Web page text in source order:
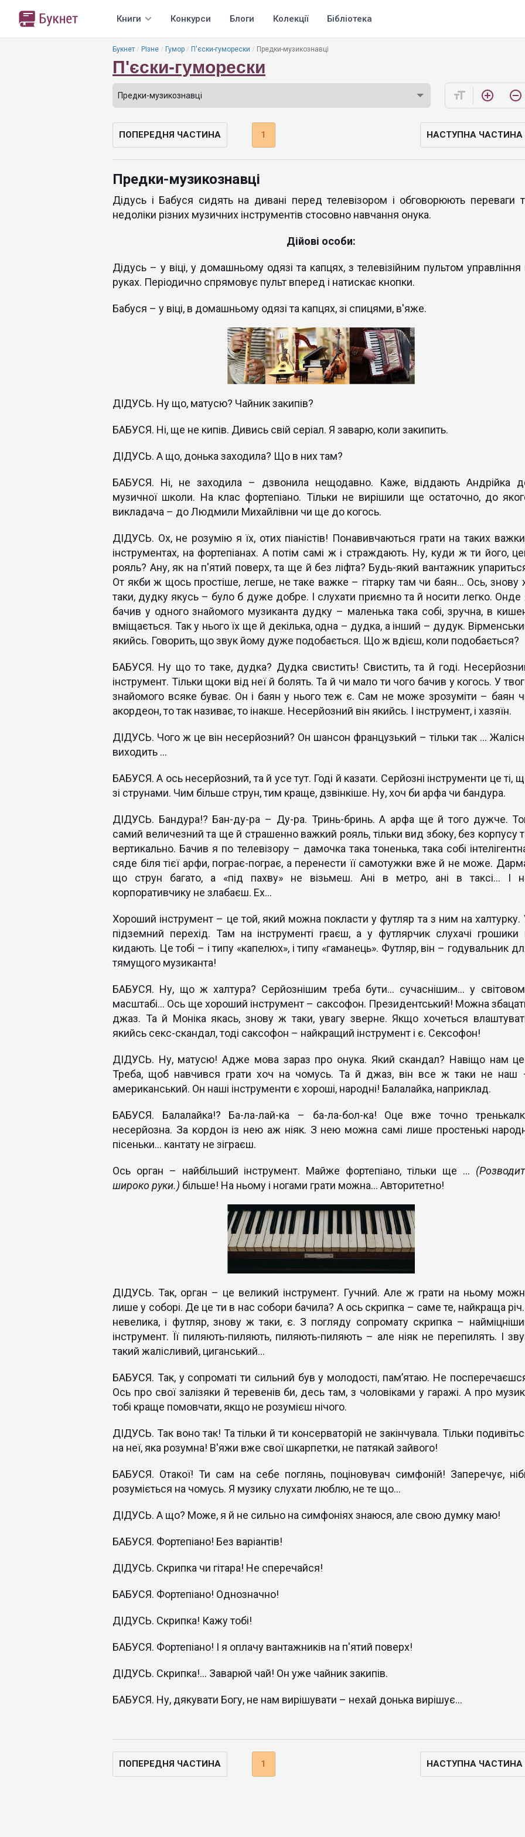
Книги Конкурси Блоги Колекції Бібліотека
Букнет Різне Гумор П'єски-гуморески Предки-музикознавці
П'єски-гуморески
format_size add_circle_outline remove_circle_outline
ПОПЕРЕДНЯ ЧАСТИНА 1 НАСТУПНА ЧАСТИНА
Предки-музикознавці
Дідусь і Бабуся сидять на дивані перед телевізором і обговорюють переваги
недоліки різних музичних інструментів стосовно навчання онука.
Дійові особи:
Дідусь – у віці, у домашньому одязі та капцях, з телевізійним пультом управління
руках. Періодично спрямовує пульт вперед і натискає кнопки.
Бабуся – у віці, в домашньому одязі та капцях, зі спицями, в'яже.
ДІДУСЬ. Ну що, матусю? Чайник закипів?
БАБУСЯ. Ні, ще не кипів. Дивись свій серіал. Я заварю, коли закипить.
ДІДУСЬ. А що, донька заходила? Що в них там?
БАБУСЯ. Ні, не заходила – дзвонила нещодавно. Каже, віддають Андрійка
музичної школи. На клас фортепіано. Тільки не вирішили ще остаточно, до
викладача – до Людмили Михайлівни чи ще до когось.
ДІДУСЬ. Ох, не розумію я їх, отих піаністів! Понавивчаються грати на таких
інструментах, на фортепіанах. А потім самі ж і страждають. Ну, куди ж ти його,
рояль? Ану, як на п'ятий поверх, та ще й без ліфта? Будь-який вантажник
От якби ж щось простіше, легше, не таке важке – гітарку там чи баян… Ось, знову
таки, дудку якусь – було б дуже добре. І слухати приємно та й носити легко. Онде
бачив у одного знайомого музиканта дудку – маленька така собі, зручна, в
вміщається. Так у нього їх ще й декілька, одна – дудка, а інший – дудук.
якийсь. Говорить, що звук йому дуже подобається. Що ж вдієш, коли подобається?
БАБУСЯ. Ну що то таке, дудка? Дудка свистить! Свистить, та й годі.
інструмент. Тільки щоки від неї й болять. Та й чи мало ти чого бачив у когось. У
знайомого всяке буває. Он і баян у нього теж є. Сам не може зрозуміти – баян
акордеон, то так називає, то інакше. Несерйозний він якийсь. І інструмент, і хазяїн.
ДІДУСЬ. Чого ж це він несерйозний? Он шансон французький – тільки так ...
виходить ...
БАБУСЯ. А ось несерйозний, та й усе тут. Годі й казати. Серйозні інструменти це ті,
зі струнами. Чим більше струн, тим краще, дзвінкіше. Ну, хоч би арфа чи бандура.
ДІДУСЬ. Бандура!? Бан-ду-ра – Ду-ра. Тринь-бринь. А арфа ще й того дужче.
самий величезний та ще й страшенно важкий рояль, тільки вид збоку, без корпусу
вертикально. Бачив я по телевізору – дамочка така тоненька, така собі
сяде біля тієї арфи, пограє-пограє, а перенести її самотужки вже й не може.
що струн багато, а «під пахву» не візьмеш. Ані в метро, а​​ні в таксі... І
корпоративчику не злабаєш. Ех…
Хороший інструмент – це той, який можна покласти у футляр та з ним на халтурку.
підземний перехід. Там на інструменті граєш, а у футлярчик слухачі грошики
кидають. Це тобі – і типу «капелюх», і типу «гаманець». Футляр, він – годувальник
тямущого музиканта!
БАБУСЯ. Ну, що ж халтура? Серйознішим треба бути… сучаснішим… у
масштабі… Ось ще хороший інструмент – саксофон. Президентський! Можна
джаз. Та й Моніка якась, знову ж таки, увагу зверне. Якщо хочеться
якийсь секс-скандал, тоді саксофон – найкращий інструмент і є. Сексофон!
ДІДУСЬ. Ну, матусю! Адже мова зараз про онука. Який скандал? Навіщо нам
Треба, щоб навчився грати хоч на чомусь. Та й джаз, він все ж таки не наш
американський. Он наші інструменти є хороші, народні! Балалайка, наприклад.
БАБУСЯ. Балалайка!? Ба-ла-лай-ка – ба-ла-бол-ка! Оце вже точно
несерйозна. За кордон із нею аж ніяк. З нею можна самі лише простенькі
пісеньки... кантату не зіграєш.
Ось орган – найбільший інструмент. Майже фортепіано, тільки ще ...
широко руки.) більше! На ньому і ногами грати можна… Авторитетно!
ДІДУСЬ. Так, орган – це великий інструмент. Гучний. Але ж грати на ньому
лише у соборі. Де це ти в нас собори бачила? А ось скрипка – саме те, найкраща річ.
невелика, і футляр, знову ж таки, є. З погляду сопромату скрипка –
інструмент. Її пиляють-пиляють, пиляють-пиляють – але ніяк не перепилять. І
такий жалісливий, циганський…
БАБУСЯ. Так, у сопроматі ти сильний був у молодості, пам’ятаю. Не
Ось про свої залізяки й теревенів би, десь там, з чоловіками у гаражі. А про
тобі краще помовчати, якщо не розумієш нічого.
ДІДУСЬ. Так воно так! Та тільки й ти консерваторій не закінчувала. Тільки
на неї, яка розумна! В'яжи вже свої шкарпетки, не патякай зайвого!
БАБУСЯ. Отакої! Ти сам на себе поглянь, поціновувач симфоній! Заперечує,
розуміється на чомусь. Я музику слухати люблю, не те що...
ДІДУСЬ. А що? Може, я й не сильно на симфоніях знаюся, але свою думку маю!
БАБУСЯ. Фортепіано! Без варіантів!
ДІДУСЬ. Скрипка чи гітара! Не сперечайся!
БАБУСЯ. Фортепіано! Однозначно!
ДІДУСЬ. Скрипка! Кажу тобі!
БАБУСЯ. Фортепіано! І я оплачу вантажників на п'ятий поверх!
ДІДУСЬ. Скрипка!... Заварюй чай! Он уже чайник закипів.
БАБУСЯ. Ну, дякувати Богу, не нам вирішувати – нехай донька вирішує…
ПОПЕРЕДНЯ ЧАСТИНА 1 НАСТУПНА ЧАСТИНА